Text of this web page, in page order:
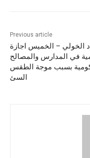
Previous article
الخولي – الخميس اجازة
في المدارس والمصالح
بسبب موجة الطقس
السئ